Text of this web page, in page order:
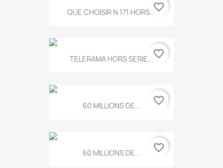
QUE CHOISIR N 171 HORS...favorite_border
TELERAMA HORS SERIE...favorite_border
60 MILLIONS DE... favorite_border
60 MILLIONS DE... favorite_border